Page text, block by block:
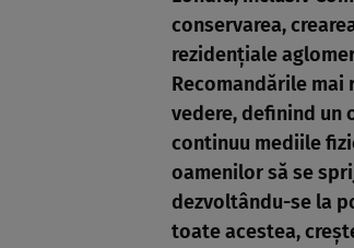
conservarea,
rezidențiale
Recomandările mai
vedere, definind un
continuu mediile
oamenilor să se
dezvoltându-se la
toate acestea,